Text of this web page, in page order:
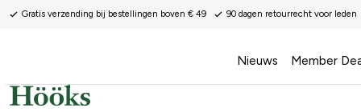
Gratis verzending bij bestellingen boven € 49 90 dagen retourrecht voor leden
Nieuws Member